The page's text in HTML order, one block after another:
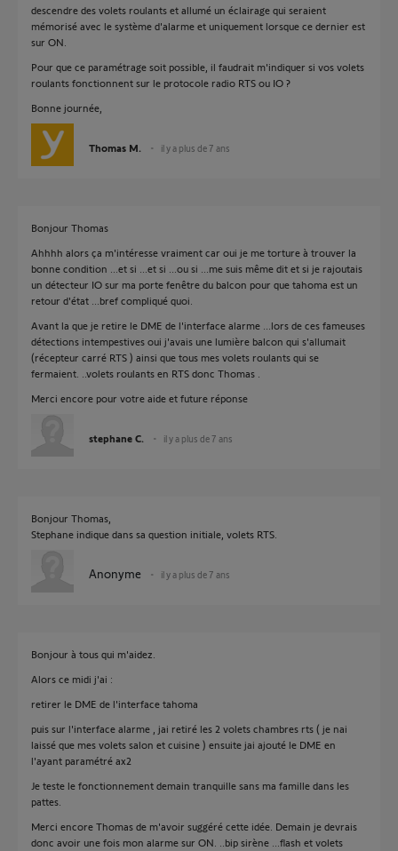
descendre des volets roulants et allumé un éclairage qui seraient
mémorisé avec le système d'alarme et uniquement lorsque ce dernier est
sur ON.
Pour que ce paramétrage soit possible, il faudrait m'indiquer si vos volets
roulants fonctionnent sur le protocole radio RTS ou IO ?
Bonne journée,
Thomas M. il y a plus de 7 ans
Bonjour Thomas
Ahhhh alors ça m'intéresse vraiment car oui je me torture à trouver la
bonne condition ...et si ...et si ...ou si ...me suis même dit et si je rajoutais
un détecteur IO sur ma porte fenêtre du balcon pour que tahoma est un
retour d'état ...bref compliqué quoi.
Avant la que je retire le DME de l'interface alarme ...lors de ces fameuses
détections intempestives oui j'avais une lumière balcon qui s'allumait
(récepteur carré RTS ) ainsi que tous mes volets roulants qui se
fermaient. ..volets roulants en RTS donc Thomas .
Merci encore pour votre aide et future réponse
stephane C. il y a plus de 7 ans
Bonjour Thomas,
Stephane indique dans sa question initiale, volets RTS.
Anonyme il y a plus de 7 ans
Bonjour à tous qui m'aidez.
Alors ce midi j'ai :
retirer le DME de l'interface tahoma
puis sur l'interface alarme , jai retiré les 2 volets chambres rts ( je nai
laissé que mes volets salon et cuisine ) ensuite jai ajouté le DME en
l'ayant paramétré ax2
Je teste le fonctionnement demain tranquille sans ma famille dans les
pattes.
Merci encore Thomas de m'avoir suggéré cette idée. Demain je devrais
donc avoir une fois mon alarme sur ON. ..bip sirène ...flash et volets